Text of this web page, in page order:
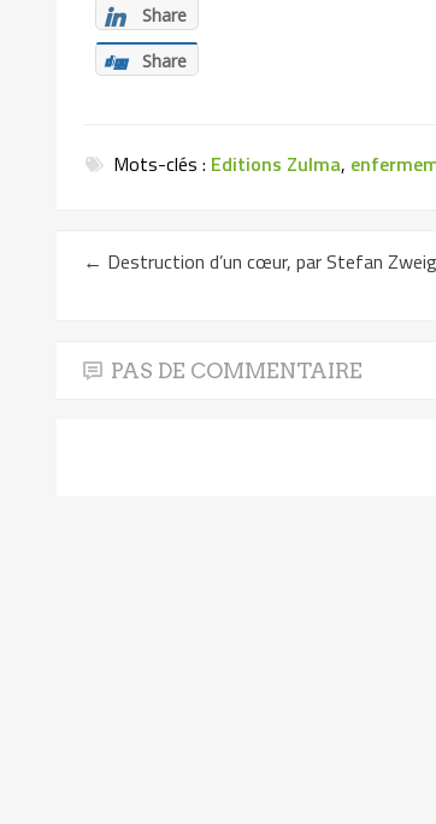
Share
Share
Mots-clés : Editions Zulma,
← Destruction d’un cœur, par Stefan
PAS DE COMMENTAIRE